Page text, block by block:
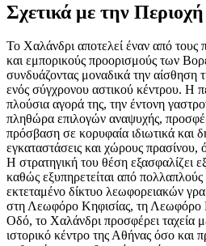
Σχετικά με την Περιοχή
Το Χαλάνδρι αποτελεί έναν από τους
και εμπορικούς προορισμούς των
συνδυάζοντας μοναδικά την αίσθηση
ενός σύγχρονου αστικού κέντρου. Η
πλούσια αγορά της, την έντονη
πληθώρα επιλογών αναψυχής,
πρόσβαση σε κορυφαία ιδιωτικά και
εγκαταστάσεις και χώρους
Η στρατηγική του θέση εξασφαλίζει
καθώς εξυπηρετείται από
εκτεταμένο δίκτυο λεωφορειακών
στη Λεωφόρο Κηφισίας, τη Λεωφόρο
Οδό, το Χαλάνδρι προσφέρει ταχεία
ιστορικό κέντρο της Αθήνας όσο και